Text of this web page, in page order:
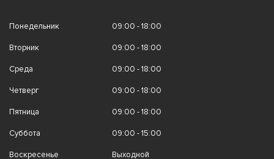
Понедельник 09:00 - 18:00
Вторник 09:00 - 18:00
Среда 09:00 - 18:00
Четверг 09:00 - 18:00
Пятница 09:00 - 18:00
Суббота 09:00 - 15:00
Воскресенье Выходной